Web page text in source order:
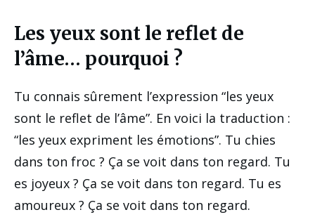
Les yeux sont le reflet de
l’âme… pourquoi ?
Tu connais sûrement l’expression “les yeux
sont le reflet de l’âme”. En voici la traduction :
“les yeux expriment les émotions”. Tu chies
dans ton froc ? Ça se voit dans ton regard. Tu
es joyeux ? Ça se voit dans ton regard. Tu es
amoureux ? Ça se voit dans ton regard.